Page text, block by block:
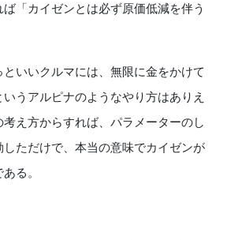
「カイゼンとは必ず原価低減を伴う
いいクルマには、無限に金をかけて
うアルピナのようなやり方はありえ
え方からすれば、パラメーターのし
ただけで、本当の意味でカイゼンが
る。